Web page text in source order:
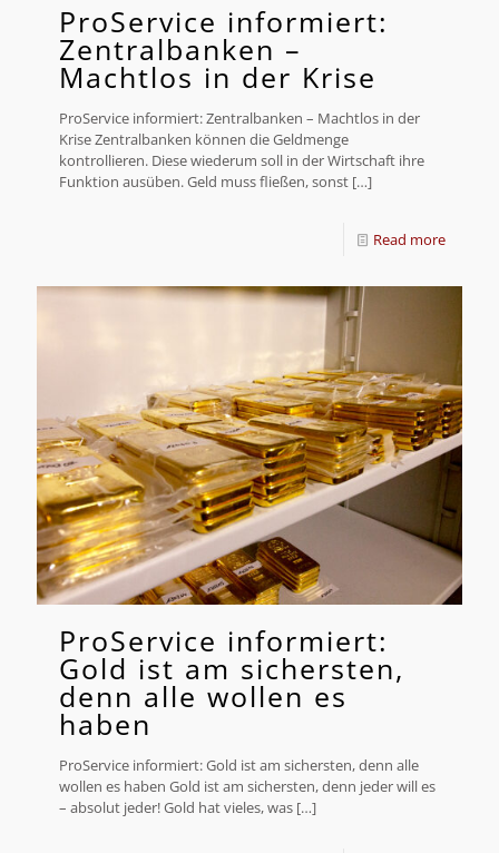
ProService informiert:
Zentralbanken –
Machtlos in der Krise
ProService informiert: Zentralbanken – Machtlos in der
Krise Zentralbanken können die Geldmenge
kontrollieren. Diese wiederum soll in der Wirtschaft ihre
Funktion ausüben. Geld muss fließen, sonst […]
Read more
ProService informiert:
Gold ist am sichersten,
denn alle wollen es
haben
ProService informiert: Gold ist am sichersten, denn alle
wollen es haben Gold ist am sichersten, denn jeder will es
– absolut jeder! Gold hat vieles, was […]